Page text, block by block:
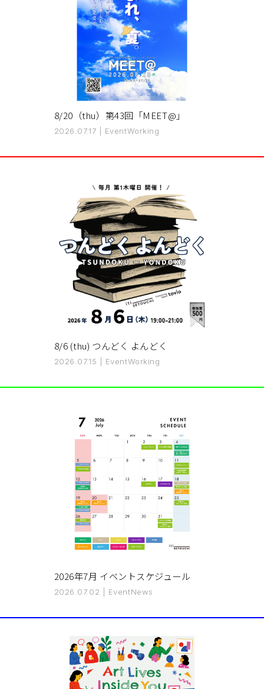
8/20（thu）第43回「MEET@」
2026.07.17 EventWorking
8/6 (thu) つんどく よんどく
2026.07.15 EventWorking
2026年7月 イベントスケジュール
2026.07.02 EventNews